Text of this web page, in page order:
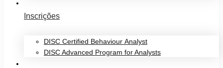
Inscrições
DISC Certified Behaviour Analyst
DISC Advanced Program for Analysts